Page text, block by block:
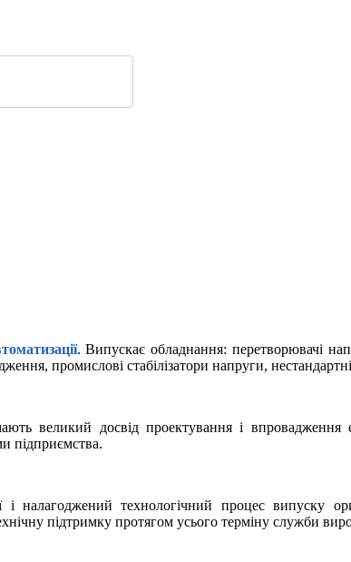
. Випускає обладнання: перетворювачі
промислові стабілізатори напруги,
досвід проектування і впровадження
підприємства.
технологічний процес випуску
підтримку протягом усього терміну служби